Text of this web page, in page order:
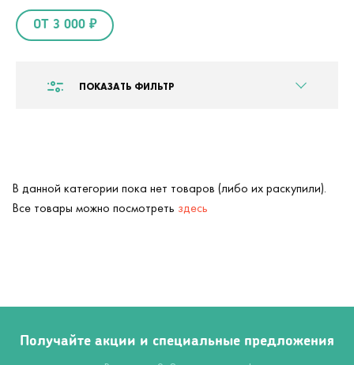
ОТ 3 000 ₽
ПОКАЗАТЬ ФИЛЬТР
В данной категории пока нет товаров (либо их раскупили).
Все товары можно посмотреть здесь
Получайте акции и специальные предложения